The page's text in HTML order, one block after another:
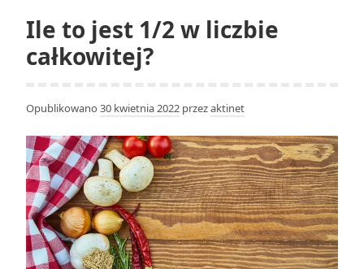
Ile to jest 1/2 w liczbie
całkowitej?
Opublikowano 30 kwietnia 2022 przezaktinet